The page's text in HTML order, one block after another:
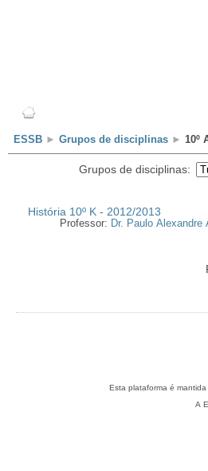
ESSB ► Grupos de disciplinas ► 10º
Grupos de disciplinas:
História 10º K - 2012/2013
Professor: Dr. Paulo Alexandre
A